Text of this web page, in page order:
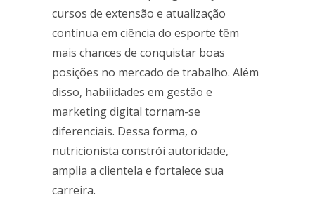
cursos de extensão e atualização
contínua em ciência do esporte têm
mais chances de conquistar boas
posições no mercado de trabalho. Além
disso, habilidades em gestão e
marketing digital tornam-se
diferenciais. Dessa forma, o
nutricionista constrói autoridade,
amplia a clientela e fortalece sua
carreira.